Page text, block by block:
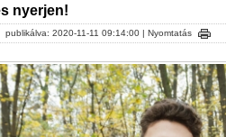
nyerjen!
publikálva: 2020-11-11 09:14:00 | Nyomtatás